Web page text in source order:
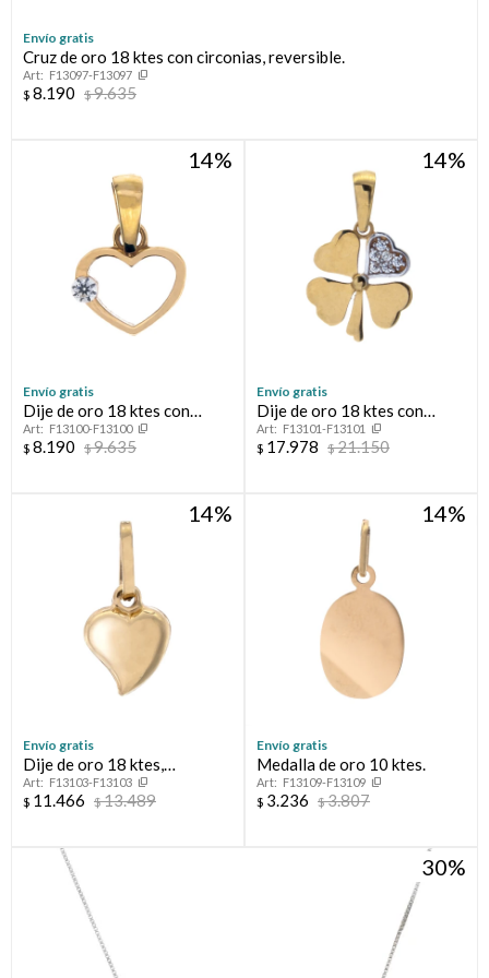
Envío gratis
Cruz de oro 18 ktes con circonias, reversible.
F13097-F13097
$ 8.190 $9.635
14
Envío gratis
Dije de oro 18 ktes con
circonia, CORAZÓN
CALADO.
F13100-F13100
$ 8.190 $9.635
14
Envío gratis
Dije de oro 18 ktes con
circonias, TRÉBOL.
F13101-F13101
$ 17.978 $21.150
14
Envío gratis
Dije de oro 18 ktes,
CORAZÓN.
F13103-F13103
$ 11.466 $13.489
14
Envío gratis
Medalla de oro 10 ktes.
F13109-F13109
$ 3.236 $3.807
30
Compromiso
Día del niño